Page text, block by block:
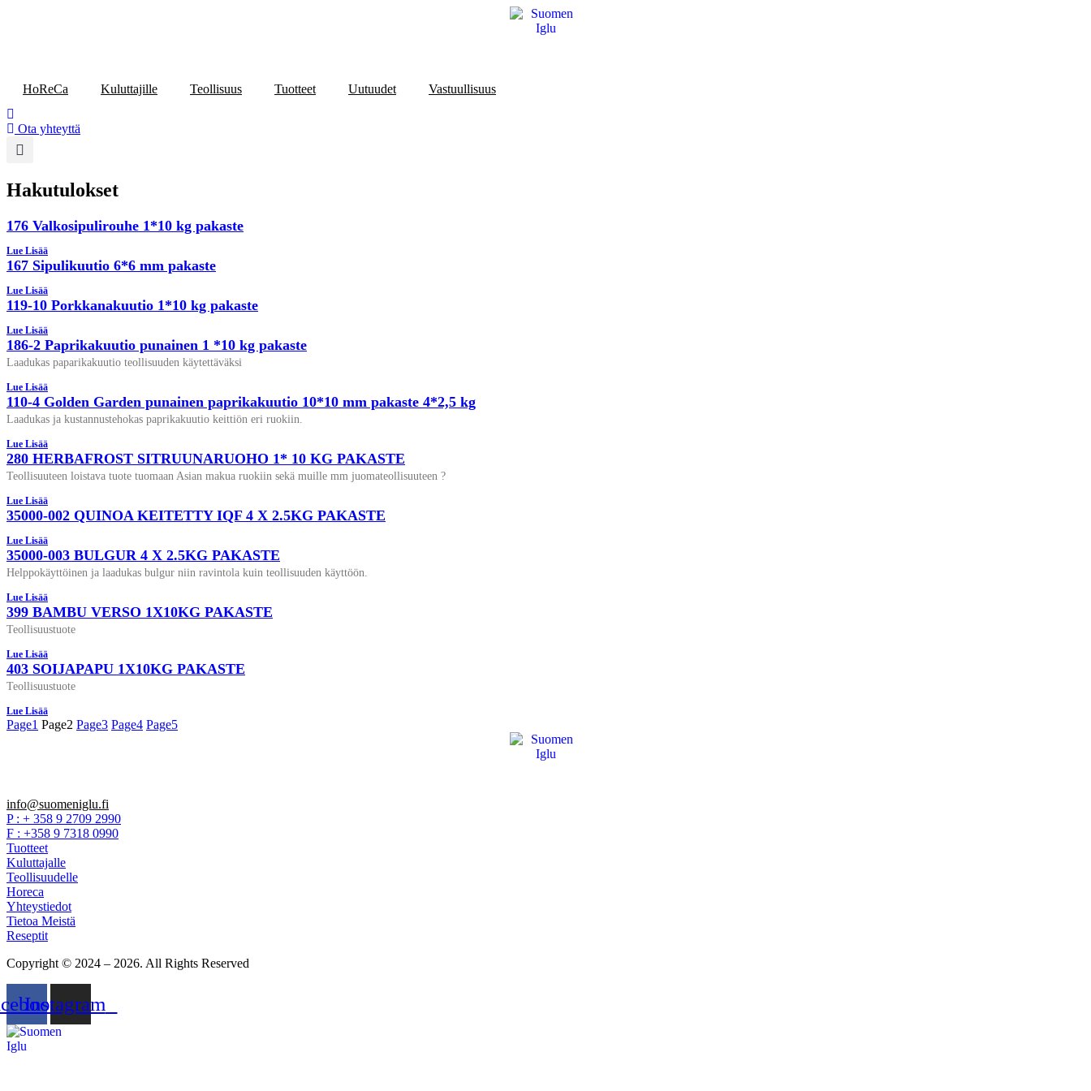
HoReCa Kuluttajille Teollisuus Tuotteet Uutuudet Vastuullisuus
Ota yhteyttä
Hakutulokset
176 Valkosipulirouhe 1*10 kg pakaste
Lue Lisää
167 Sipulikuutio 6*6 mm pakaste
Lue Lisää
119-10 Porkkanakuutio 1*10 kg pakaste
Lue Lisää
186-2 Paprikakuutio punainen 1 *10 kg pakaste
Laadukas paparikakuutio teollisuuden käytettäväksi
Lue Lisää
110-4 Golden Garden punainen paprikakuutio 10*10 mm pakaste 4*2,5 kg
Laadukas ja kustannustehokas paprikakuutio keittiön eri ruokiin.
Lue Lisää
280 HERBAFROST SITRUUNARUOHO 1* 10 KG PAKASTE
Teollisuuteen loistava tuote tuomaan Asian makua ruokiin sekä muille mm juomateollisuuteen ?
Lue Lisää
35000-002 QUINOA KEITETTY IQF 4 X 2.5KG PAKASTE
Lue Lisää
35000-003 BULGUR 4 X 2.5KG PAKASTE
Helppokäyttöinen ja laadukas bulgur niin ravintola kuin teollisuuden käyttöön.
Lue Lisää
399 BAMBU VERSO 1X10KG PAKASTE
Teollisuustuote
Lue Lisää
403 SOIJAPAPU 1X10KG PAKASTE
Teollisuustuote
Lue Lisää
Page1 Page2 Page3 Page4 Page5
info@suomeniglu.fi
P : + 358 9 2709 2990
F : +358 9 7318 0990
Tuotteet
Kuluttajalle
Teollisuudelle
Horeca
Yhteystiedot
Tietoa Meistä
Reseptit
Copyright © 2024 – 2026. All Rights Reserved
Instagram